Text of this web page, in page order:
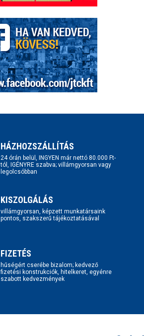
HÁZHOZSZÁLLÍTÁS
24 órán belül, INGYEN már nettó 80.000 Ft-
tól, IGÉNYRE szabva; villámgyorsan vagy
legolcsóbban
KISZOLGÁLÁS
villámgyorsan, képzett munkatársaink
pontos, szakszerű tájékoztatásával
FIZETÉS
hűségért cserébe bizalom; kedvező
fizetési konstrukciók, hitelkeret, egyénre
szabott kedvezmények